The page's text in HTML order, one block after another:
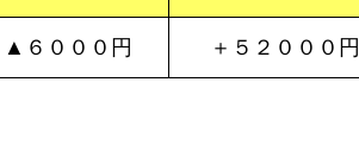
▲６０００円 ＋５２０００円